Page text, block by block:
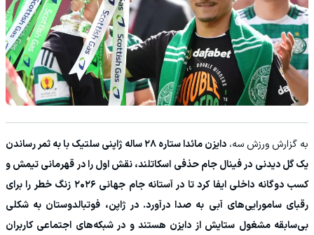
‫به گزارش ورزش سه،
دایزن مائدا ستاره ۲۸ ساله ژاپنی سلتیک با به ثمر رساندن
یک گل دیدنی در فینال جام حذفی اسکاتلند، نقش اول را در قهرمانی تیمش و
کسب دوگانه داخلی ایفا کرد تا در آستانه جام جهانی ۲۰۲۶ زنگ خطر را برای
رقبای سامورایی‌های آبی به صدا درآورد. در ژاپن، فوتبالدوستان به شکلی
بی‌سابقه مشغول ستایش از دایزن هستند و در شبکه‌های اجتماعی کاربران